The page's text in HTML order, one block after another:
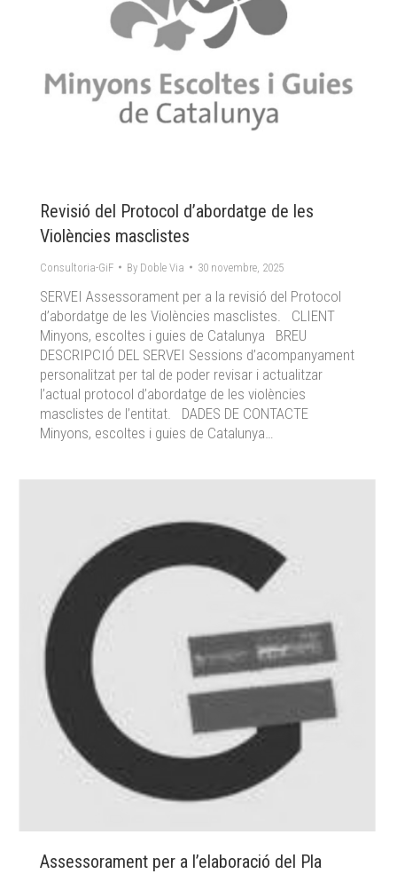
Revisió del Protocol d’abordatge de les
Violències masclistes
Consultoria-GiF By Doble Via 30 novembre, 2025
SERVEI Assessorament per a la revisió del Protocol
d’abordatge de les Violències masclistes. CLIENT
Minyons, escoltes i guies de Catalunya BREU
DESCRIPCIÓ DEL SERVEI Sessions d’acompanyament
personalitzat per tal de poder revisar i actualitzar
l’actual protocol d’abordatge de les violències
masclistes de l’entitat. DADES DE CONTACTE
Minyons, escoltes i guies de Catalunya…
Assessorament per a l’elaboració del Pla